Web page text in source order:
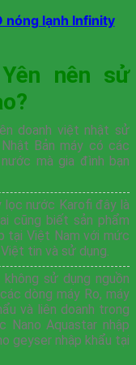
nóng lạnh Infinity
nên sử
doanh việt nhật sử
Bản máy có các
mà gia đình bạn
lọc nước Karofi đây là
cũng biết sản phẩm
tại Việt Nam với mức
tin và sử dụng.
sử dụng nguồn
dòng máy Ro, máy
và liên doanh trong
Nano Aquastar nhập
geyser nhập khẩu tại